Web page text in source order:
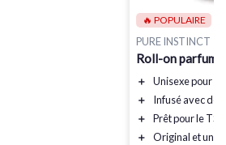
🔥 POPULAIRE
PURE INSTINCT
Roll-on parfum
＋ Unisexepour
＋
Infuséavec des
＋
Prêt pour le TSA
＋
Originalet